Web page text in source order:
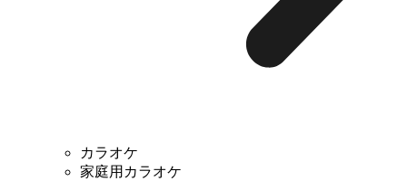
カラオケ
家庭用カラオケ